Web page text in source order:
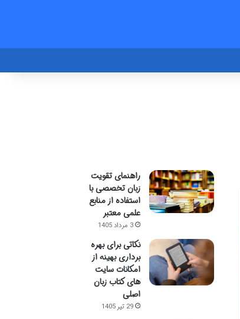
راهنمای تقویت
زبان تخصصی با
استفاده از منابع
علمی معتبر
3 مرداد 1405
نکاتی برای بهره
برداری بهینه از
امکانات سایت
های کتاب زبان
اصلی
29 تیر 1405